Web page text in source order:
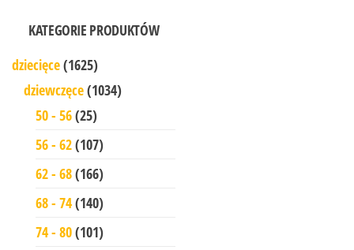
KATEGORIE PRODUKTÓW
dziecięce(1625)
dziewczęce(1034)
50 - 56(25)
56 - 62(107)
62 - 68(166)
68 - 74(140)
74 - 80(101)